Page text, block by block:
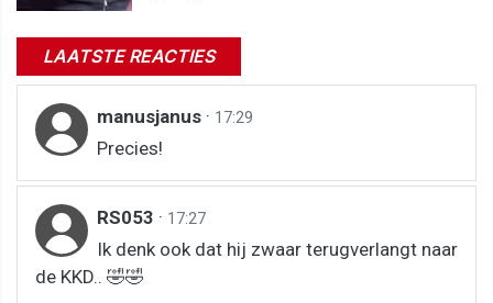
LAATSTE REACTIES
manusjanus · 17:29
Precies!
RS053 · 17:27
Ik denk ook dat hij zwaar terugverlangt naar
de KKD.. 🤣🤣